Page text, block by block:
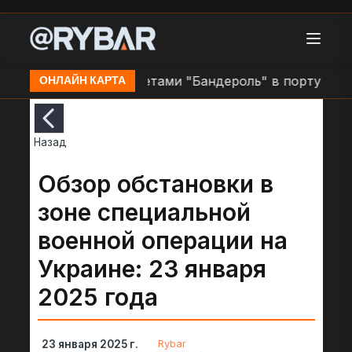
ОНЛАЙН КАРТА
Удар ракетами "Бандероль" в порту в н.п.
Назад
Обзор обстановки в
зоне специальной
военной операции на
Украине: 23 января
2025 года
23 января 2025 г. Rybar